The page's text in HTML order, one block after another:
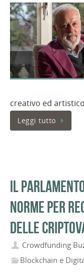
creativo ed
Leggi tutto
Il Parlamento
norme per
delle
Crowdfunding
Blockchain e